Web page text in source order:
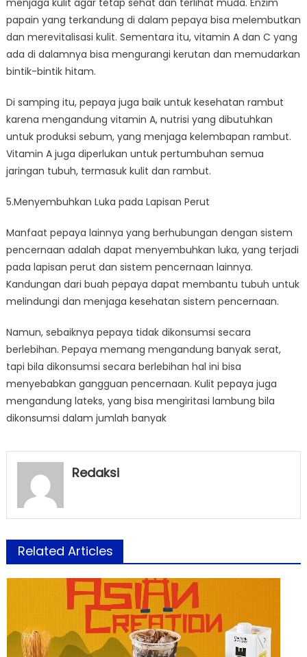
papain yang terkandung di dalam pepaya bisa melembutkan
dan merevitalisasi kulit. Sementara itu, vitamin A dan C yang
ada di dalamnya bisa mengurangi kerutan dan memudarkan
bintik-bintik hitam.
Di samping itu, pepaya juga baik untuk kesehatan rambut
karena mengandung vitamin A, nutrisi yang dibutuhkan
untuk produksi sebum, yang menjaga kelembapan rambut.
Vitamin A juga diperlukan untuk pertumbuhan semua
jaringan tubuh, termasuk kulit dan rambut.
5.Menyembuhkan Luka pada Lapisan Perut
Manfaat pepaya lainnya yang berhubungan dengan sistem
pencernaan adalah dapat menyembuhkan luka, yang terjadi
pada lapisan perut dan sistem pencernaan lainnya.
Kandungan dari buah pepaya dapat membantu tubuh untuk
melindungi dan menjaga kesehatan sistem pencernaan.
Namun, sebaiknya pepaya tidak dikonsumsi secara
berlebihan. Pepaya memang mengandung banyak serat,
tapi bila dikonsumsi secara berlebihan hal ini bisa
menyebabkan gangguan pencernaan. Kulit pepaya juga
mengandung lateks, yang bisa mengiritasi lambung bila
dikonsumsi dalam jumlah banyak
Redaksi
Related Articles